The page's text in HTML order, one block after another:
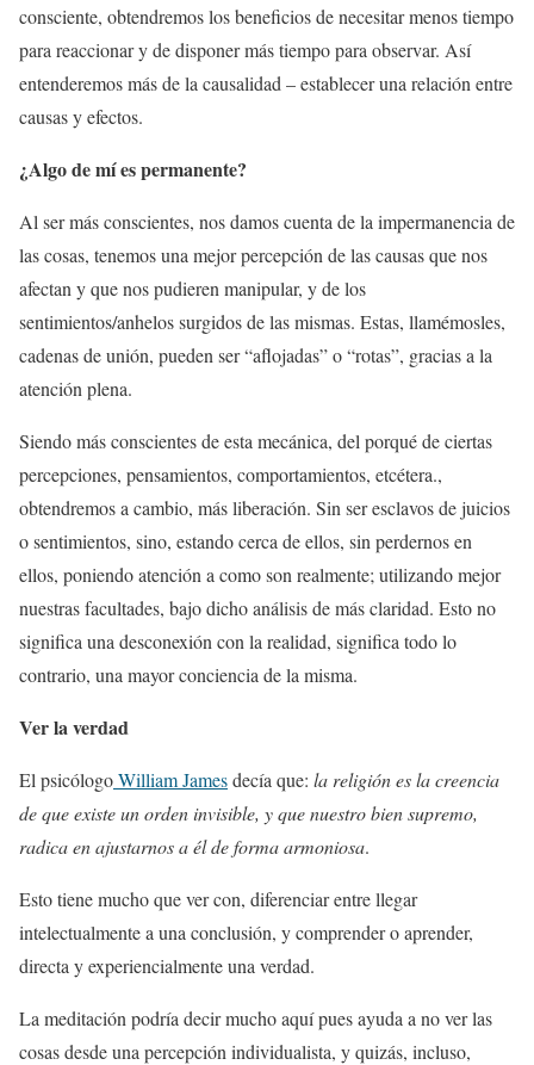
consciente, obtendremos los beneficios de necesitar menos tiempo
para reaccionar y de disponer más tiempo para observar. Así
entenderemos más de la causalidad – establecer una relación entre
causas y efectos.
¿Algo de mí es permanente?
Al ser más conscientes, nos damos cuenta de la impermanencia de
las cosas, tenemos una mejor percepción de las causas que nos
afectan y que nos pudieren manipular, y de los
sentimientos/anhelos surgidos de las mismas. Estas, llamémosles,
cadenas de unión, pueden ser “aflojadas” o “rotas”, gracias a la
atención plena.
Siendo más conscientes de esta mecánica, del porqué de ciertas
percepciones, pensamientos, comportamientos, etcétera.,
obtendremos a cambio, más liberación. Sin ser esclavos de juicios
o sentimientos, sino, estando cerca de ellos, sin perdernos en
ellos, poniendo atención a como son realmente; utilizando mejor
nuestras facultades, bajo dicho análisis de más claridad. Esto no
significa una desconexión con la realidad, significa todo lo
contrario, una mayor conciencia de la misma.
Ver la verdad
El psicólogoWilliam Jamesdecía que: la religión es la creencia
de que existe un orden invisible, y que nuestro bien supremo,
radica en ajustarnos a él de forma armoniosa.
Esto tiene mucho que ver con, diferenciar entre llegar
intelectualmente a una conclusión, y comprender o aprender,
directa y experiencialmente una verdad.
La meditación podría decir mucho aquí pues ayuda a no ver las
cosas desde una percepción individualista, y quizás, incluso,